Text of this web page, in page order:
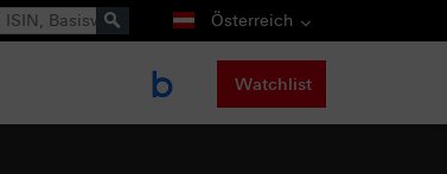
Österreich
Watchlist